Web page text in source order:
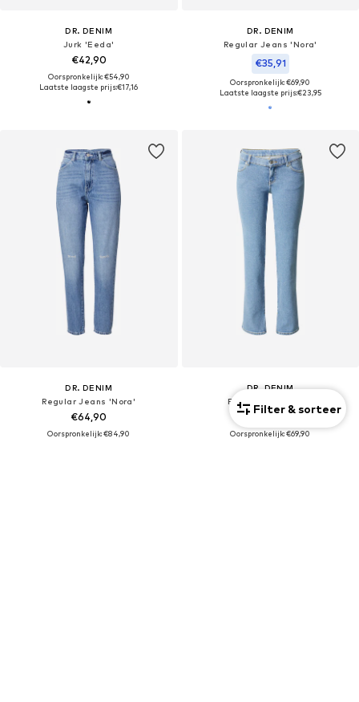
DR. DENIM
Jurk 'Eeda'
€42,90
Oorspronkelijk: €54,90
Laatste laagste prijs:€17,16
DR. DENIM
Regular Jeans 'Nora'
€35,91
Oorspronkelijk: €69,90
Laatste laagste prijs:€23,95
DR. DENIM
Regular Jeans 'Nora'
€64,90
Oorspronkelijk: €84,90
DR. DENIM
Flared Jeans 'Dixy'
€34,90
Oorspronkelijk: €69,90
Filter & sorteer